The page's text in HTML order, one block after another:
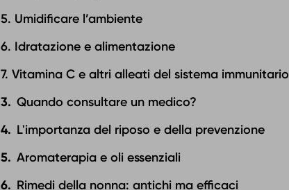
5. Umidificare l’ambiente
6. Idratazione e alimentazione
7. Vitamina C e altri alleati del sistema immunitario
Quando consultare un medico?
L'importanza del riposo e della prevenzione
Aromaterapia e oli essenziali
Rimedi della nonna: antichi ma efficaci